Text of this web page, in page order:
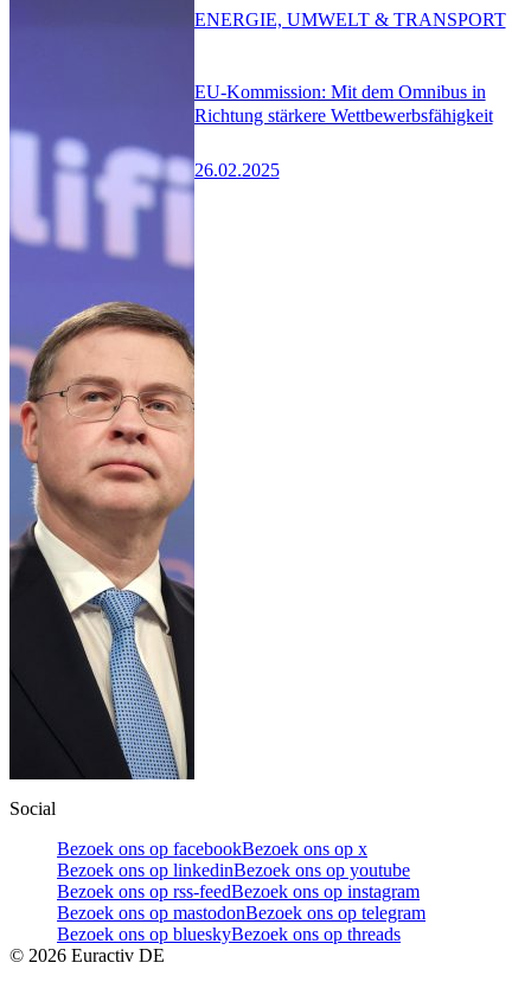
EU-Kommission: Mit dem Omnibus in
Richtung stärkere Wettbewerbsfähigkeit
26.02.2025
ENERGIE, UMWELT & TRANSPORT
Social
Bezoek ons op facebookBezoek ons op x
Bezoek ons op linkedinBezoek ons op youtube
Bezoek ons op rss-feedBezoek ons op instagram
Bezoek ons op mastodonBezoek ons op telegram
Bezoek ons op blueskyBezoek ons op threads
© 2026 Euractiv DE